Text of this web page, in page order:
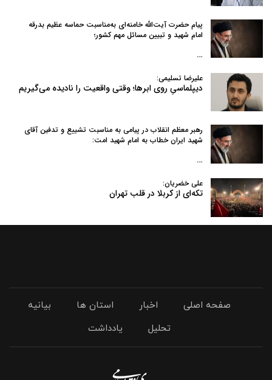
پیام حضرت آیت‌الله خامنه‌ای به‌مناسبت حماسه عظیم بدرقه
امام شهید و تبیین مسائل مهم کشور؛
…
علیرضا تسلیمی:
دیپلماسیِ روی ابرها؛ وقتی واقعیت را نادیده می‌گیریم
رهبر معظم انقلاب در پیامی به‌ مناسبت تشییع و تدفین آقای
شهید ایران خطاب به امام شهید امت:
…
علی خضریان:
تکه‌ای از کربلا در قلب تهران
صفحه اصلی اخبار استان ها
بیانیه
تحلیل
یادداشت